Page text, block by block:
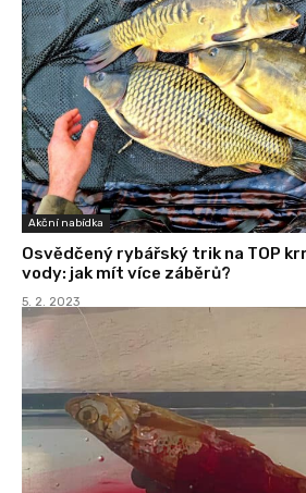
Akční nabídka
Osvědčený rybářský trik na TOP
vody: jak mít více záběrů?
5. 2. 2023